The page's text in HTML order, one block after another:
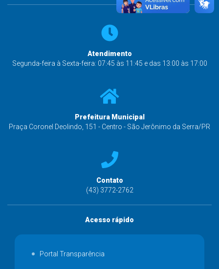
Atendimento
Segunda-feira à Sexta-feira: 07:45 às 11:45 e das 13:00 às 17:00
Prefeitura Municipal
Praça Coronel Deolindo, 151 - Centro - São Jerônimo da Serra/PR
Contato
(43) 3772-2762
Acesso rápido
Portal Transparência